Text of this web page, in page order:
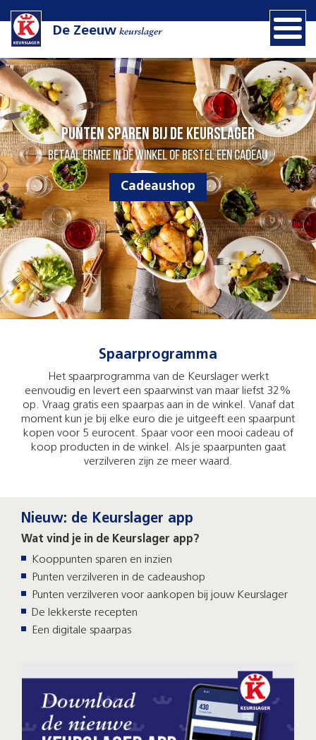
De Zeeuwkeurslager
Punten sparen bij de Keurslager
Betaal ermee in de winkel of bestel een cadeau
Cadeaushop
Spaarprogramma
Het spaarprogramma van de Keurslager werkt
eenvoudig en levert een spaarwinst van maar liefst 32%
op. Vraag gratis een spaarpas aan in de winkel. Vanaf dat
moment kun je bij elke euro die je uitgeeft een spaarpunt
kopen voor 5 eurocent. Spaar voor een mooi cadeau of
koop producten in de winkel. Als je spaarpunten gaat
verzilveren zijn ze meer waard.
Nieuw: de Keurslager app
Wat vind je in de Keurslager app?
Kooppunten sparen en inzien
Punten verzilveren in de cadeaushop
Punten verzilveren voor aankopen bij jouw Keurslager
De lekkerste recepten
Een digitale spaarpas